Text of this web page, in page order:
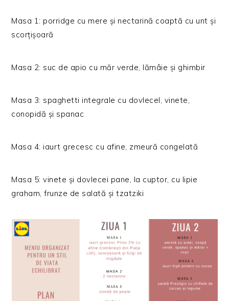
Masa 1: porridge cu mere și nectarină coaptă cu unt și
scorțișoară
Masa 2: suc de apio cu măr verde, lămâie și ghimbir
Masa 3: spaghetti integrale cu dovlecel, vinete,
conopidă și spanac
Masa 4: iaurt grecesc cu afine, zmeură congelată
Masa 5: vinete și dovlecei pane, la cuptor, cu lipie
graham, frunze de salată și tzatziki